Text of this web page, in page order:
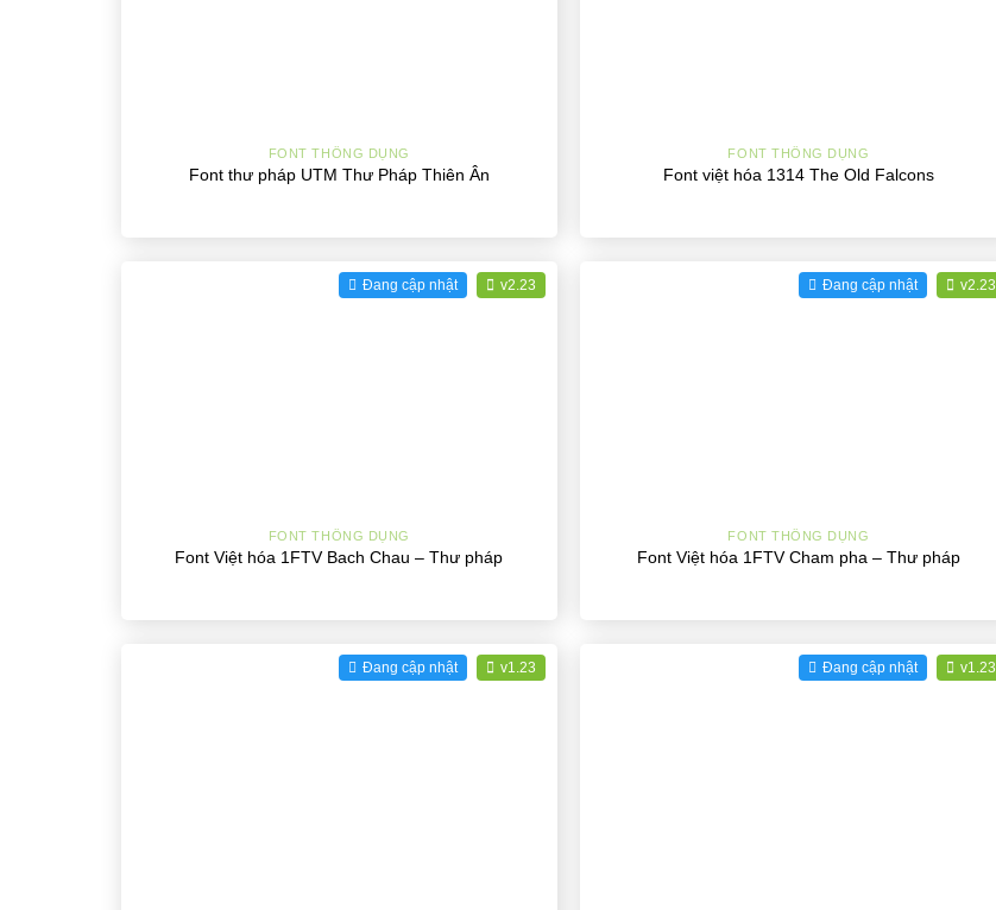
FONT THÔNG DỤNG
Font thư pháp UTM Thư Pháp Thiên Ân
FONT THÔNG DỤNG
Font việt hóa 1314 The Old Falcons
Đang cập nhật v2.23
FONT THÔNG DỤNG
Font Việt hóa 1FTV Bach Chau – Thư pháp
Đang cập nhật v2.23
FONT THÔNG DỤNG
Font Việt hóa 1FTV Cham pha – Thư pháp
Đang cập nhật v1.23 Đang cập nhật v1.23